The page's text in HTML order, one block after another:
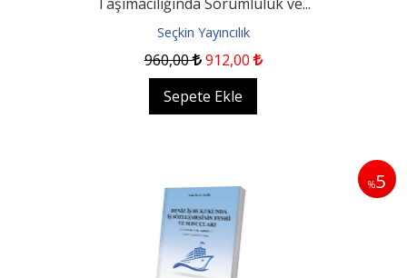
Seçkin Yayıncılık
960,00 912,00
Sepete Ekle
%5